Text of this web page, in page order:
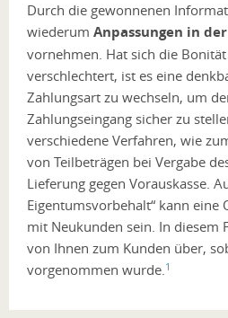
Durch die gewonnenen
wiederum Anpassungen in
vornehmen. Hat sich die
verschlechtert, ist es eine
Zahlungsart zu wechseln, um
Zahlungseingang sicher zu
verschiedene Verfahren, wie
von Teilbeträgen bei Vergabe
Lieferung gegen Vorauskasse.
Eigentumsvorbehalt“ kann eine
mit Neukunden sein. In diesem
von Ihnen zum Kunden über,
vorgenommen wurde.1